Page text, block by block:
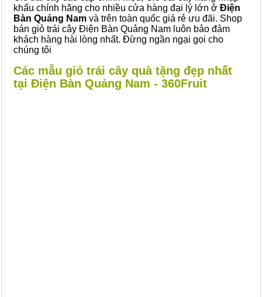
khẩu chính hãng cho nhiều cửa hàng đại lý lớn ở Điện
Bàn Quảng Nam và trên toàn quốc giá rẻ ưu đãi. Shop
bán giỏ trái cây Điện Bàn Quảng Nam luôn bảo đảm
khách hàng hài lòng nhất. Đừng ngần ngại gọi cho
chúng tôi
Các mẫu giỏ trái cây quà tặng đẹp nhất
tại Điện Bàn Quảng Nam - 360Fruit